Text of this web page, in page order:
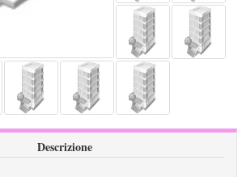
Descrizione